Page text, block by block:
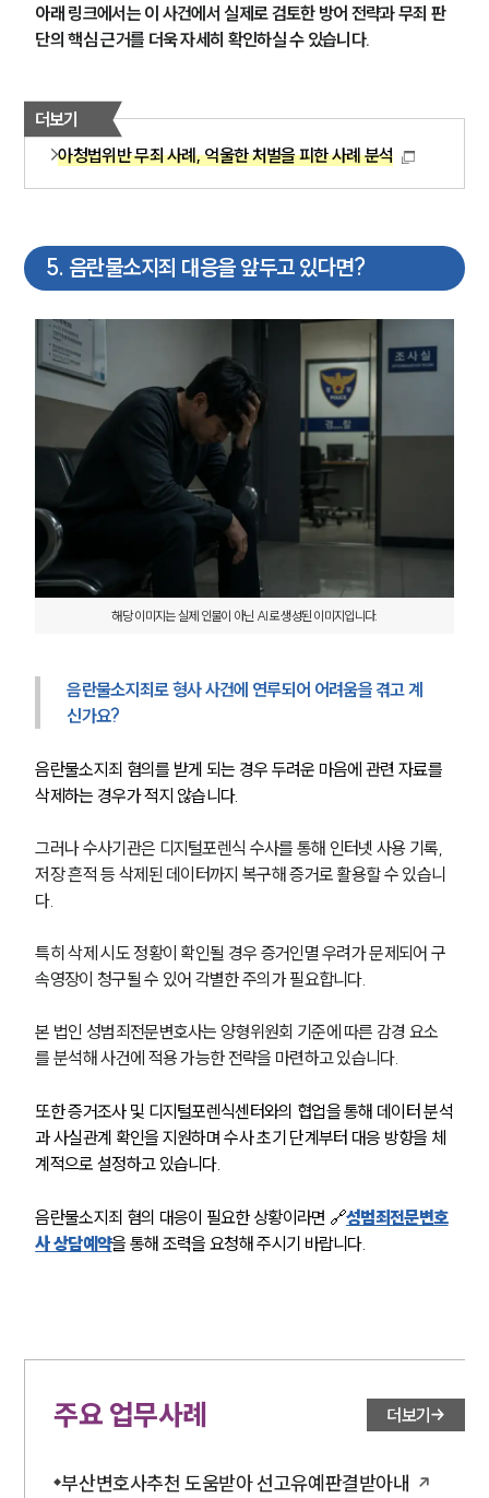
아래 링크에서는 이 사건에서 실제로 검토한 방어 전략과 무죄 판
단의 핵심 근거를 더욱 자세히 확인하실 수 있습니다.
더보기
아청법위반 무죄 사례, 억울한 처벌을 피한 사례 분석
5. 음란물소지죄 대응을 앞두고 있다면?
해당 이미지는 실제 인물이 아닌 AI로 생성된 이미지입니다.
음란물소지죄로 형사 사건에 연루되어 어려움을 겪고 계
신가요?
음란물소지죄 혐의를 받게 되는 경우 두려운 마음에 관련 자료를
삭제하는 경우가 적지 않습니다.
그러나 수사기관은 디지털포렌식 수사를 통해 인터넷 사용 기록,
저장 흔적 등 삭제된 데이터까지 복구해 증거로 활용할 수 있습니
다.
특히 삭제 시도 정황이 확인될 경우 증거인멸 우려가 문제되어 구
속영장이 청구될 수 있어 각별한 주의가 필요합니다.
본 법인 성범죄전문변호사는 양형위원회 기준에 따른 감경 요소
를 분석해 사건에 적용 가능한 전략을 마련하고 있습니다.
또한 증거조사 및 디지털포렌식센터와의 협업을 통해 데이터 분석
과 사실관계 확인을 지원하며 수사 초기 단계부터 대응 방향을 체
계적으로 설정하고 있습니다.
음란물소지죄 혐의 대응이 필요한 상황이라면 🔗성범죄전문변호
사 상담예약을 통해 조력을 요청해 주시기 바랍니다.
주요 업무사례 더보기
부산변호사추천 도움받아 선고유예판결받아내